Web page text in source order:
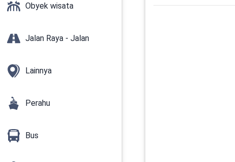
Obyek wisata
Jalan Raya - Jalan
Lainnya
Perahu
Bus